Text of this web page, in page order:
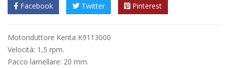
Facebook Twitter Pinterest
Motoriduttore Kenta K9113000
Velocità: 1,5 rpm.
Pacco lamellare: 20 mm.